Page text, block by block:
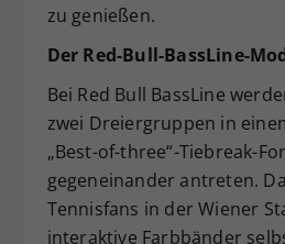
zu genießen.
Der Red-Bull-BassLine-
Bei Red Bull BassLine
zwei Dreiergruppen in
„Best-of-three“-Tiebreak-
gegeneinander antreten.
Tennisfans in der Wiener
interaktive Farbbänder